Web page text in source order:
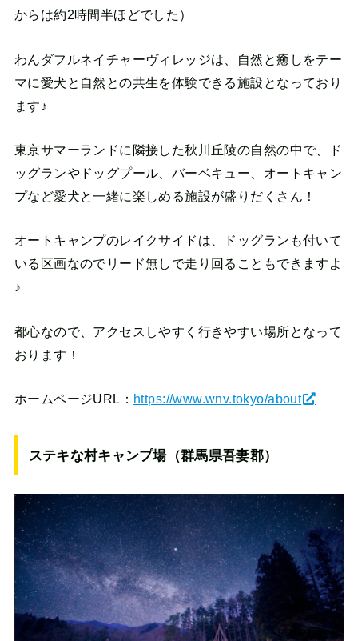
からは約2時間半ほどでした）
わんダフルネイチャーヴィレッジは、自然と癒しをテー
マに愛犬と自然との共生を体験できる施設となっており
ます♪
東京サマーランドに隣接した秋川丘陵の自然の中で、ド
ッグランやドッグプール、バーベキュー、オートキャン
プなど愛犬と一緒に楽しめる施設が盛りだくさん！
オートキャンプのレイクサイドは、ドッグランも付いて
いる区画なのでリード無しで走り回ることもできますよ
♪
都心なので、アクセスしやすく行きやすい場所となって
おります！
ホームページURL： https://www.wnv.tokyo/about
ステキな村キャンプ場（群馬県吾妻郡）